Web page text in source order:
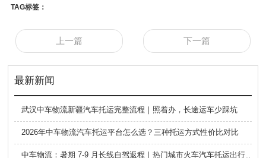
TAG标签：
上一篇 下一篇
最新新闻
武汉中车物流新疆汽车托运完整流程｜照着办，长途运车少踩坑
2026年中车物流汽车托运平台怎么选？三种托运方式性价比对比
中车物流：暑期 7-9 月长线自驾返程｜热门城市火车汽车托运出行全攻略